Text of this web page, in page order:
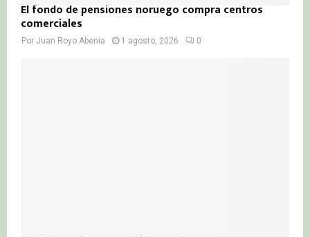
El fondo de pensiones noruego compra centros
comerciales
Por Juan Royo Abenia 1 agosto, 2026 0